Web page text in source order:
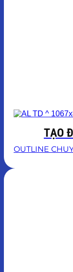
TẠO
OUTLINE